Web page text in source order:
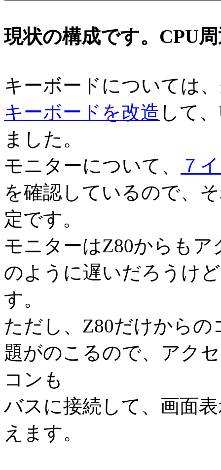
現状の構成です。CPU
キーボードについては
キーボードを改造 して
ました。
モニターについて、
７
を確認しているので、
定です。
モニターはZ80からも
のように遅いだろうけ
す。
ただし、Z80だけから
題がのこるので、アク
コンも
バスに接続して、画面
えます。